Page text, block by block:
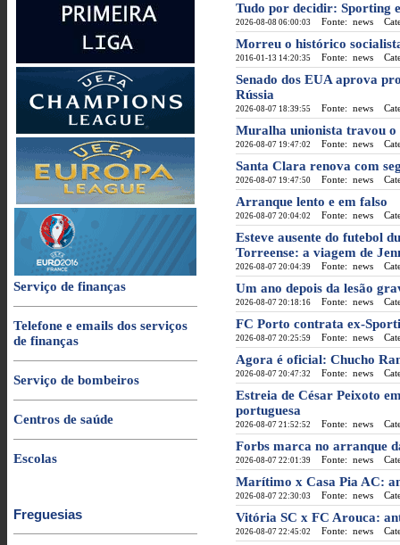
Serviço de finanças
Telefone e emails dos serviços
de finanças
Serviço de bombeiros
Centros de saúde
Escolas
Freguesias
Tudo por decidir: Sporting
2026-08-08 06:00:03 Fonte: news
Morreu o histórico
2016-01-13 14:20:35 Fonte: news
Senado dos EUA aprova
Rússia
2026-08-07 18:39:55 Fonte: news
Muralha unionista travou o
2026-08-07 19:47:02 Fonte: news
Santa Clara renova com
2026-08-07 19:47:50 Fonte: news
Arranque lento e em falso
2026-08-07 20:04:02 Fonte: news
Esteve ausente do futebol
Torreense: a viagem de
2026-08-07 20:04:39 Fonte: news
Um ano depois da lesão
2026-08-07 20:18:16 Fonte: news
FC Porto contrata ex-
2026-08-07 20:25:59 Fonte: news
Agora é oficial: Chucho
2026-08-07 20:47:32 Fonte: news
Estreia de César Peixoto
portuguesa
2026-08-07 21:52:52 Fonte: news
Forbs marca no arranque
2026-08-07 22:01:39 Fonte: news
Marítimo x Casa Pia AC:
2026-08-07 22:30:03 Fonte: news
Vitória SC x FC Arouca:
2026-08-07 22:45:02 Fonte: news